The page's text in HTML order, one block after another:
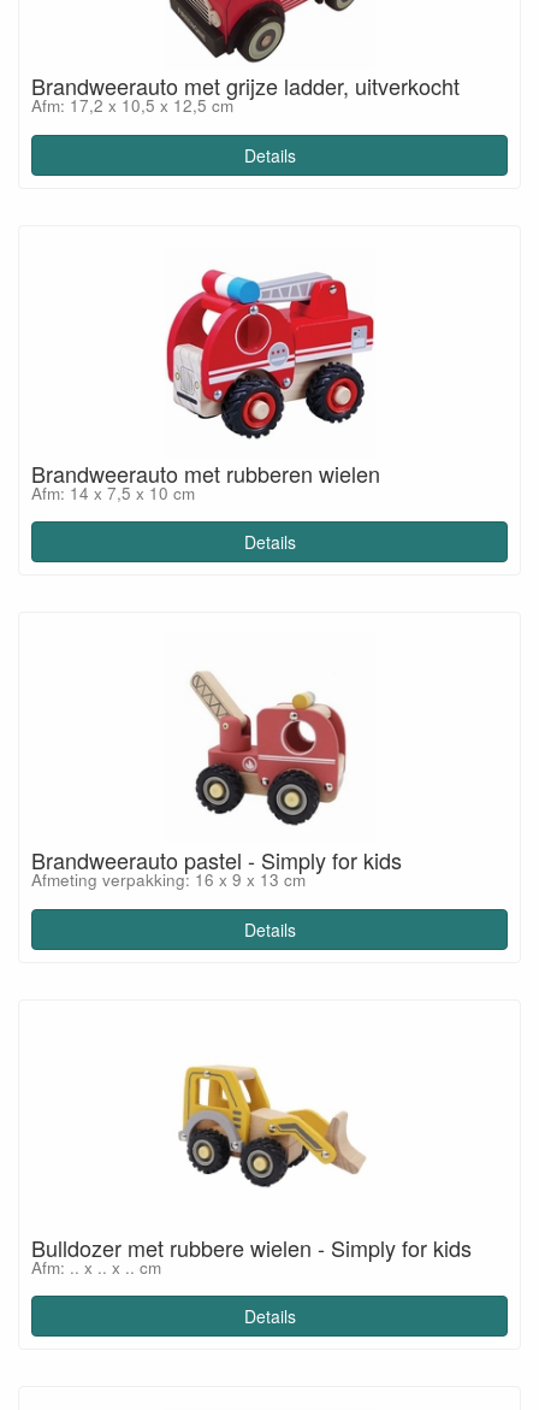
Brandweerauto met grijze ladder, uitverkocht
Afm: 17,2 x 10,5 x 12,5 cm
Details
Brandweerauto met rubberen wielen
Afm: 14 x 7,5 x 10 cm
Details
Brandweerauto pastel - Simply for kids
Afmeting verpakking: 16 x 9 x 13 cm
Details
Bulldozer met rubbere wielen - Simply for kids
Afm: .. x .. x .. cm
Details